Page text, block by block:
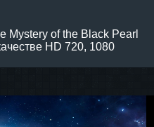
Mystery of the Black Pearl
HD 720, 1080